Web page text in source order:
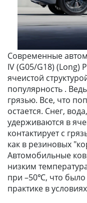
Современные
IV (G05/G18) (Long)
ячеистой
популярность .
грязью. Все, что
остается. Снег,
удерживаются в
контактирует с
как в резиновых
Автомобильные
низким
при –50℃, что
практике в